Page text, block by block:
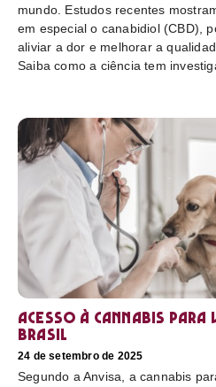
mundo. Estudos recentes
em especial o canabidiol (CBD),
aliviar a dor e melhorar a
Saiba como a ciência tem
Acesso à cannabis
Brasil
24 de setembro de 2025
Segundo a Anvisa, a cannabis